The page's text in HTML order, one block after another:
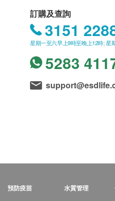
訂購及查詢
3151
星期一至六早上9時至晚上12時; 星
5283
預防疫苗 水質管理